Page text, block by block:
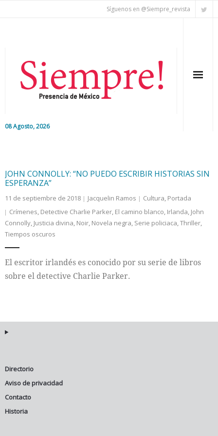
Síguenos en @Siempre_revista
08 Agosto, 2026
Colaboradores
Internacional
Cultura
JOHN CONNOLLY: “NO PUEDO ESCRIBIR HISTORIAS SIN
ESPERANZA”
11 de septiembre de 2018 Jacquelin Ramos Cultura, Portada
Crímenes, Detective Charlie Parker, El camino blanco, Irlanda, John
Connolly, Justicia divina, Noir, Novela negra, Serie policiaca,Thriller,
Tiempos oscuros
El escritor irlandés es conocido por su serie de libros
sobre el detective Charlie Parker.
Directorio
Aviso de privacidad
Contacto
Historia